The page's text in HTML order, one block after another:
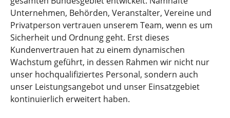
Unternehmen, Behörden, Veranstalter, Vereine und
Privatperson vertrauen unserem Team, wenn es um
Sicherheit und Ordnung geht. Erst dieses
Kundenvertrauen hat zu einem dynamischen
Wachstum geführt, in dessen Rahmen wir nicht nur
unser hochqualifiziertes Personal, sondern auch
unser Leistungsangebot und unser Einsatzgebiet
kontinuierlich erweitert haben.